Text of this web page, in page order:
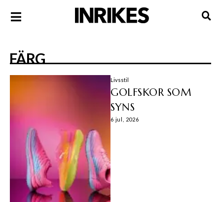
FÄRG
Livsstil
GOLFSKOR SOM
SYNS
6 jul, 2026